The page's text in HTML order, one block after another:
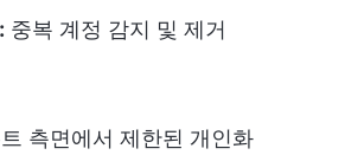
중복 계정 감지 및 제거
측면에서 제한된 개인화